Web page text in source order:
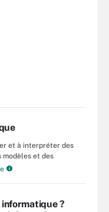
et à interpréter des
modèles et des
?